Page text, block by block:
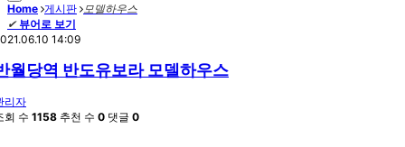
Home 게시판 모델하우스
✔ 뷰어로 보기
14:09
월당역 반도유보라 모델하우스
리자
회 수 1158 추천 수 0 댓글 0